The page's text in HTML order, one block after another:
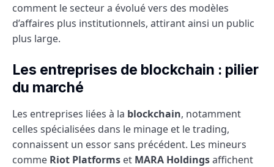
comment le secteur a évolué vers des modèles
d’affaires plus institutionnels, attirant ainsi un public
plus large.
Les entreprises de blockchain : pilier
du marché
Les entreprises liées à la blockchain, notamment
celles spécialisées dans le minage et le trading,
connaissent un essor sans précédent. Les mineurs
comme Riot Platforms et MARA Holdingsaffichent